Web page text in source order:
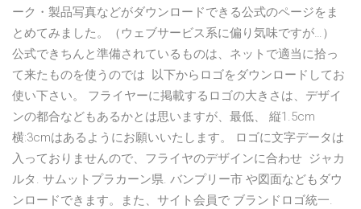
ーク・製品写真などがダウンロードできる公式のページをま
とめてみました。（ウェブサービス系に偏り気味ですが…）
公式できちんと準備されているものは、ネットで適当に拾っ
て来たものを使うのでは 以下からロゴをダウンロードしてお
使い下さい。 フライヤーに掲載するロゴの大きさは、デザイ
ンの都合などもあるかとは思いますが、最低、 縦1.5cm
横:3cmはあるようにお願いいたします。 ロゴに文字データは
入っておりませんので、フライヤのデザインに合わせ ジャカ
ルタ. サムットプラカーン県. バンプリー市 や図面などもダウ
ンロードできます。また、サイト会員で ブランドロゴ統一.